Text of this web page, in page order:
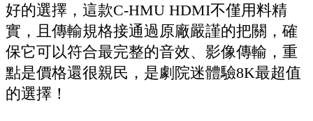
好的選擇，這款C-HMU HDMI不僅用料精
實，且傳輸規格接通過原廠嚴謹的把關，確
保它可以符合最完整的音效、影像傳輸，重
點是價格還很親民，是劇院迷體驗8K最超值
的選擇！